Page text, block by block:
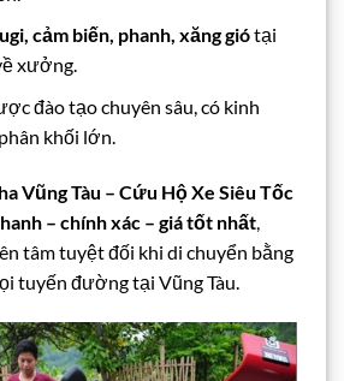
cảm biến, phanh, xăng giótại
xưởng.
đào tạo chuyên sâu, có kinh
khối lớn.
Vũng Tàu – Cứu Hộ Xe Siêu Tốc
– chính xác – giá tốt nhất
tâm tuyệt đối khi di chuyển bằng
tuyến đường tại Vũng Tàu.